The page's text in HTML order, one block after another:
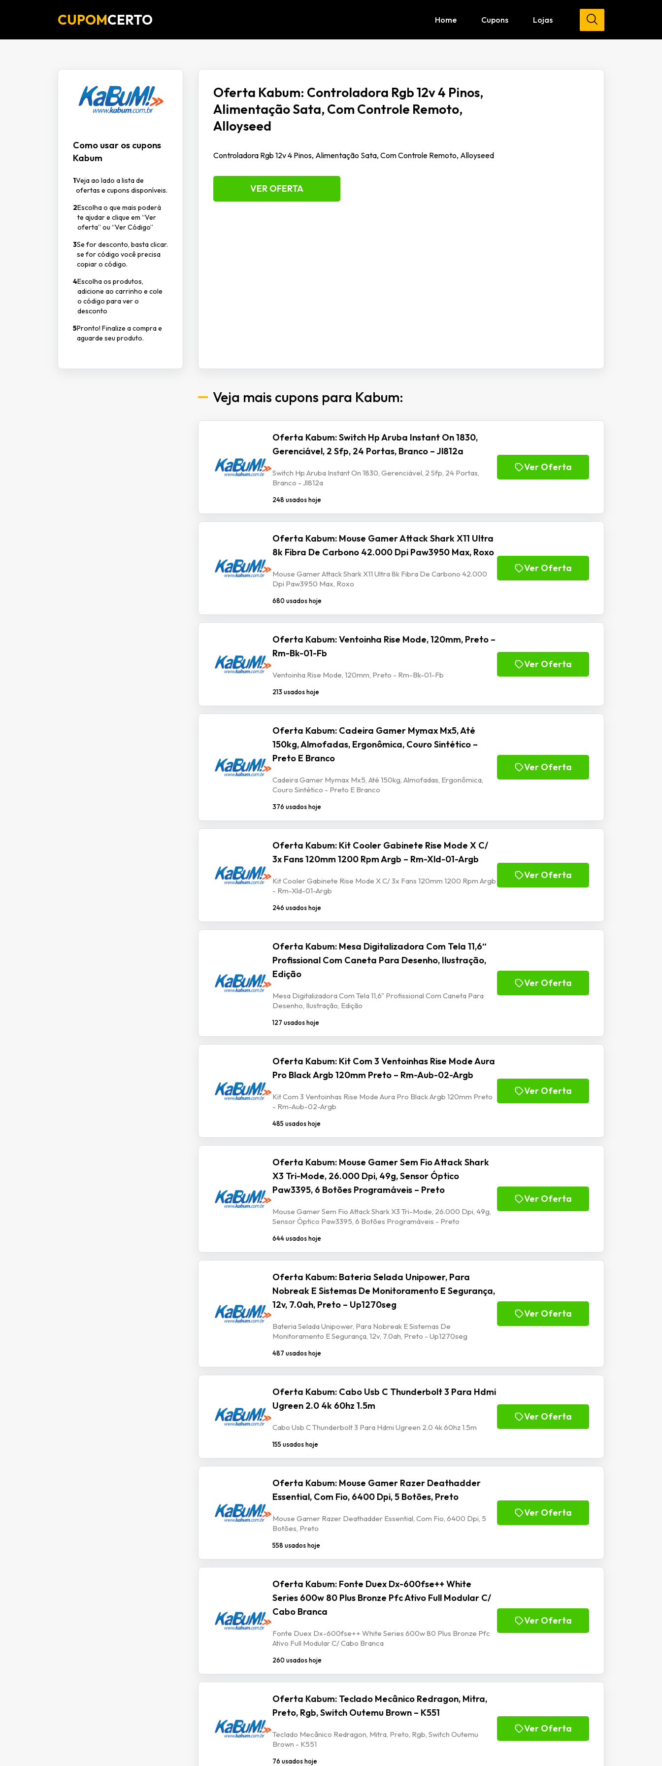
CUPOMCERTO Home Cupons Lojas
Como usar os cupons
Kabum
1Veja ao lado a lista de
ofertas e cupons disponíveis.
2Escolha o que mais poderá
te ajudar e clique em “Ver
oferta” ou “Ver Código”
3Se for desconto, basta clicar.
se for código você precisa
copiar o código.
4Escolha os produtos,
adicione ao carrinho e cole
o código para ver o
desconto
5Pronto! Finalize a compra e
aguarde seu produto.
Oferta Kabum: Controladora Rgb 12v 4 Pinos,
Alimentação Sata, Com Controle Remoto,
Alloyseed
Controladora Rgb 12v 4 Pinos, Alimentação Sata, Com Controle Remoto, Alloyseed
VER OFERTA
Veja mais cupons para Kabum:
Oferta Kabum: Switch Hp Aruba Instant On 1830,
Gerenciável, 2 Sfp, 24 Portas, Branco – Jl812a
Switch Hp Aruba Instant On 1830, Gerenciável, 2 Sfp, 24 Portas,
Branco - Jl812a
248 usados hoje
Ver Oferta
Oferta Kabum: Mouse Gamer Attack Shark X11 Ultra
8k Fibra De Carbono 42.000 Dpi Paw3950 Max, Roxo
Mouse Gamer Attack Shark X11 Ultra 8k Fibra De Carbono 42.000
Dpi Paw3950 Max, Roxo
680 usados hoje
Ver Oferta
Oferta Kabum: Ventoinha Rise Mode, 120mm, Preto –
Rm-Bk-01-Fb
Ventoinha Rise Mode, 120mm, Preto - Rm-Bk-01-Fb
213 usados hoje
Ver Oferta
Oferta Kabum: Cadeira Gamer Mymax Mx5, Até
150kg, Almofadas, Ergonômica, Couro Sintético –
Preto E Branco
Cadeira Gamer Mymax Mx5, Até 150kg, Almofadas, Ergonômica,
Couro Sintético - Preto E Branco
376 usados hoje
Ver Oferta
Oferta Kabum: Kit Cooler Gabinete Rise Mode X C/
3x Fans 120mm 1200 Rpm Argb – Rm-Xld-01-Argb
Kit Cooler Gabinete Rise Mode X C/ 3x Fans 120mm 1200 Rpm Argb
- Rm-Xld-01-Argb
246 usados hoje
Ver Oferta
Oferta Kabum: Mesa Digitalizadora Com Tela 11,6″
Profissional Com Caneta Para Desenho, Ilustração,
Edição
Mesa Digitalizadora Com Tela 11,6" Profissional Com Caneta Para
Desenho, Ilustração, Edição
127 usados hoje
Ver Oferta
Oferta Kabum: Kit Com 3 Ventoinhas Rise Mode Aura
Pro Black Argb 120mm Preto – Rm-Aub-02-Argb
Kit Com 3 Ventoinhas Rise Mode Aura Pro Black Argb 120mm Preto
- Rm-Aub-02-Argb
485 usados hoje
Ver Oferta
Oferta Kabum: Mouse Gamer Sem Fio Attack Shark
X3 Tri-Mode, 26.000 Dpi, 49g, Sensor Óptico
Paw3395, 6 Botões Programáveis – Preto
Mouse Gamer Sem Fio Attack Shark X3 Tri-Mode, 26.000 Dpi, 49g,
Sensor Óptico Paw3395, 6 Botões Programáveis - Preto
644 usados hoje
Ver Oferta
Oferta Kabum: Bateria Selada Unipower, Para
Nobreak E Sistemas De Monitoramento E Segurança,
12v, 7.0ah, Preto – Up1270seg
Bateria Selada Unipower, Para Nobreak E Sistemas De
Monitoramento E Segurança, 12v, 7.0ah, Preto - Up1270seg
487 usados hoje
Ver Oferta
Oferta Kabum: Cabo Usb C Thunderbolt 3 Para Hdmi
Ugreen 2.0 4k 60hz 1.5m
Cabo Usb C Thunderbolt 3 Para Hdmi Ugreen 2.0 4k 60hz 1.5m
155 usados hoje
Ver Oferta
Oferta Kabum: Mouse Gamer Razer Deathadder
Essential, Com Fio, 6400 Dpi, 5 Botões, Preto
Mouse Gamer Razer Deathadder Essential, Com Fio, 6400 Dpi, 5
Botões, Preto
558 usados hoje
Ver Oferta
Oferta Kabum: Fonte Duex Dx-600fse++ White
Series 600w 80 Plus Bronze Pfc Ativo Full Modular C/
Cabo Branca
Fonte Duex Dx-600fse++ White Series 600w 80 Plus Bronze Pfc
Ativo Full Modular C/ Cabo Branca
260 usados hoje
Ver Oferta
Oferta Kabum: Teclado Mecânico Redragon, Mitra,
Preto, Rgb, Switch Outemu Brown – K551
Teclado Mecânico Redragon, Mitra, Preto, Rgb, Switch Outemu
Brown - K551
76 usados hoje
Ver Oferta